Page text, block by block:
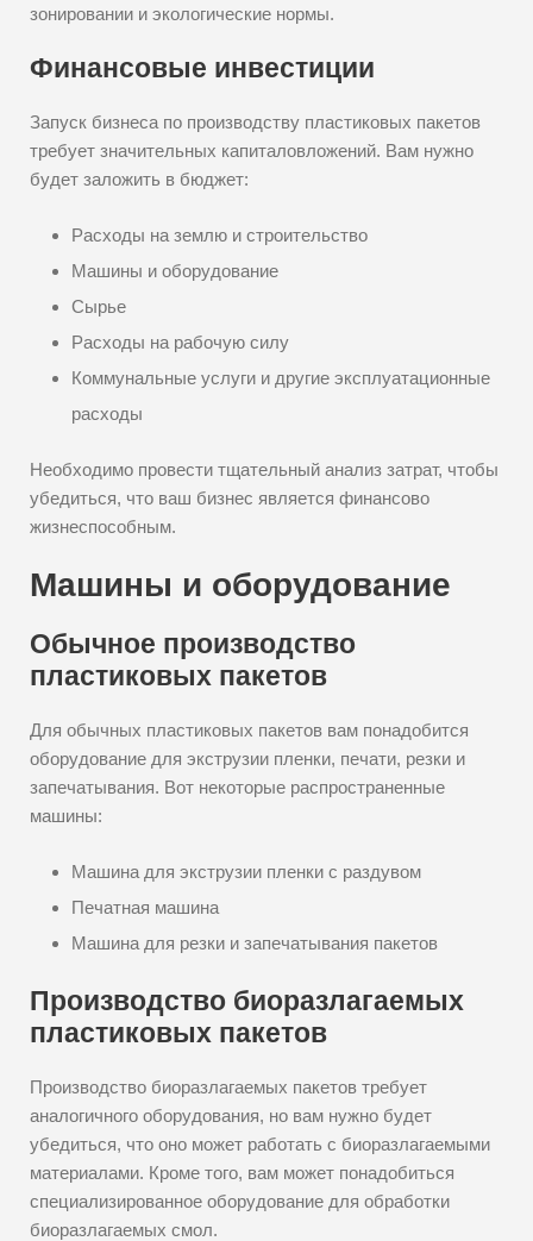
зонировании и экологические нормы.
Финансовые инвестиции
Запуск бизнеса по производству пластиковых пакетов
требует значительных капиталовложений. Вам нужно
будет заложить в бюджет:
Расходы на землю и строительство
Машины и оборудование
Сырье
Расходы на рабочую силу
Коммунальные услуги и другие эксплуатационные
расходы
Необходимо провести тщательный анализ затрат, чтобы
убедиться, что ваш бизнес является финансово
жизнеспособным.
Машины и оборудование
Обычное производство
пластиковых пакетов
Для обычных пластиковых пакетов вам понадобится
оборудование для экструзии пленки, печати, резки и
запечатывания. Вот некоторые распространенные
машины:
Машина для экструзии пленки с раздувом
Печатная машина
Машина для резки и запечатывания пакетов
Производство биоразлагаемых
пластиковых пакетов
Производство биоразлагаемых пакетов требует
аналогичного оборудования, но вам нужно будет
убедиться, что оно может работать с биоразлагаемыми
материалами. Кроме того, вам может понадобиться
специализированное оборудование для обработки
биоразлагаемых смол.